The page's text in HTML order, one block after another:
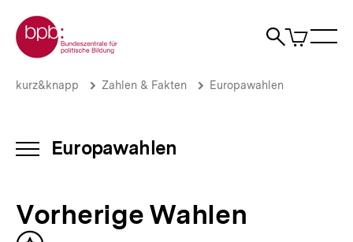
zum
Seiteninhalt
springen
Zur Startseite der bpb
Suche
Artikel
im
Vorherige
bpb.de
Brotkrümelnavigation
Pfadnavigation
kurz&knapp Zahlen & Fakten Europawahlen
INHALTSNAVIGATION
Europawahlen
Vorherige Wahlen